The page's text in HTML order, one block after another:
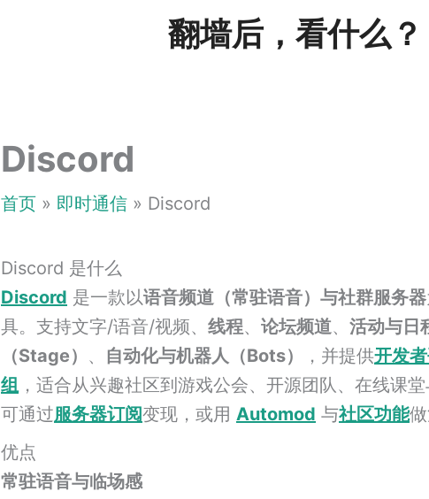
翻墙后，看什么？
Discord
首页 即时通信 Discord
Discord 是什么
Discord 是一款以语音频道（常驻语音）与社群服务器
具。支持文字/语音/视频、 线程、 论坛频道、 活动与日
（Stage） 、 自动化与机器人（Bots） ，并提供开发
组，适合从兴趣社区到游戏公会、开源团队、在线课堂
可通过服务器订阅变现，或用 Automod 与社区功能
优点
常驻语音与临场感